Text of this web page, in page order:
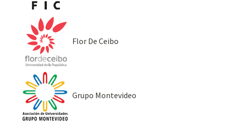
Flor De Ceibo
Grupo Montevideo